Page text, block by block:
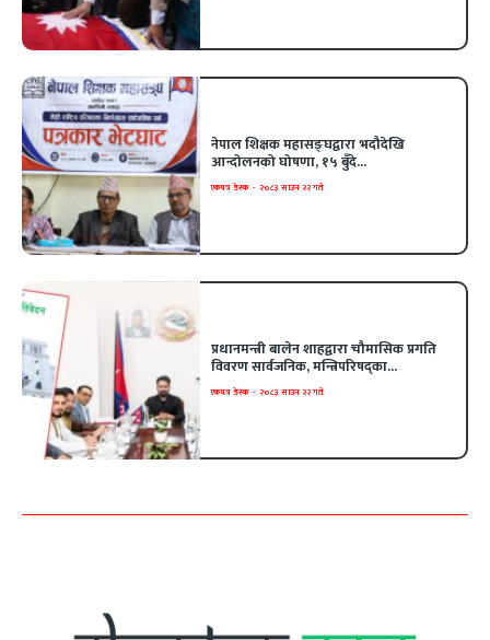
नेपाल शिक्षक महासङ्घद्वारा भदौदेखि
आन्दोलनको घोषणा, १५ बुँदे...
एकपत्र डेस्क - २०८३ साउन २२ गते
प्रधानमन्त्री बालेन शाहद्वारा चौमासिक प्रगति
विवरण सार्वजनिक, मन्त्रिपरिषद्का...
एकपत्र डेस्क - २०८३ साउन २२ गते